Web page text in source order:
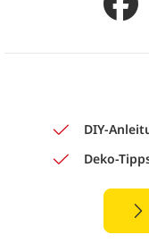
DIY-
Deko-